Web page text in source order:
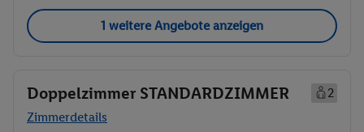
1 weitere Angebote anzeigen
Doppelzimmer STANDARDZIMMER
2
Zimmerdetails